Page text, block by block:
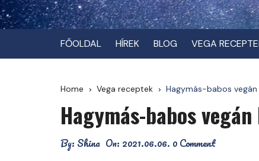
FŐOLDAL HÍREK BLOG VEGA
Home Vega receptek Hagymás-babos vegán
Hagymás-babos
By: Shina On: 2021.06.06. 0 Comment